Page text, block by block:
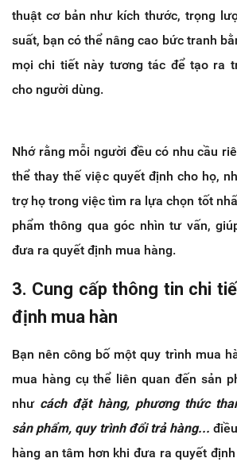
thuật cơ bản như kích thước, trọng
suất, bạn có thể nâng cao bức tranh
mọi chi tiết này tương tác để tạo ra
cho người dùng.
Nhớ rằng mỗi người đều có nhu cầu
thể thay thế việc quyết định cho họ,
trợ họ trong việc tìm ra lựa chọn tốt
phẩm thông qua góc nhìn tư vấn,
đưa ra quyết định mua hàng.
3. Cung cấp thông tin chi
định mua hàn
Bạn nên công bố một quy trình mua
mua hàng cụ thể liên quan đến sản
như cách đặt hàng, phương thức
sản phẩm, quy trình đổi trả hàng...
hàng an tâm hơn khi đưa ra quyết